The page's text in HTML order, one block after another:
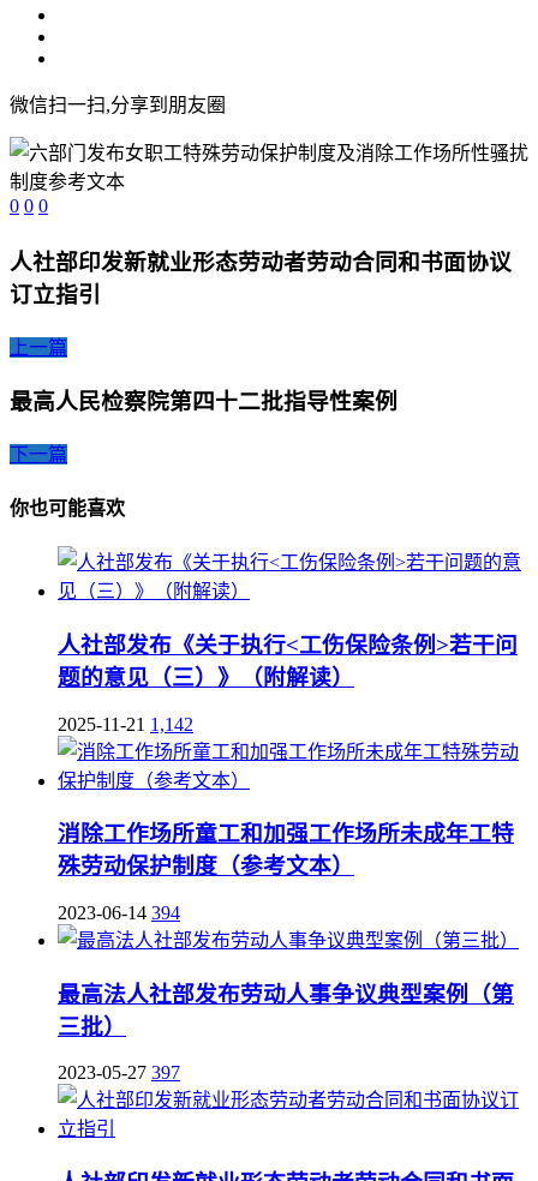
微信扫一扫,分享到朋友圈
0 0 0
人社部印发新就业形态劳动者劳动合同和书面协议
订立指引
上一篇
最高人民检察院第四十二批指导性案例
下一篇
你也可能喜欢
人社部发布《关于执行<工伤保险条例>若干问
题的意见（三）》（附解读）
2025-11-21 1,142
消除工作场所童工和加强工作场所未成年工特
殊劳动保护制度（参考文本）
2023-06-14 394
最高法人社部发布劳动人事争议典型案例（第
三批）
2023-05-27 397